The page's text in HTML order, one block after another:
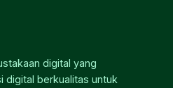
digital yang
digital berkualitas untuk